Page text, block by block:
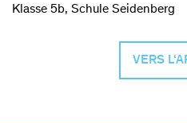
Klasse 5b, Schule Seidenberg
VERS